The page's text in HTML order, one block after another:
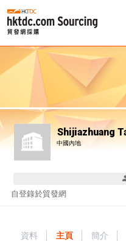
Shijiazhuang
中國內地
自登錄於貿發網
資料 主頁 簡介